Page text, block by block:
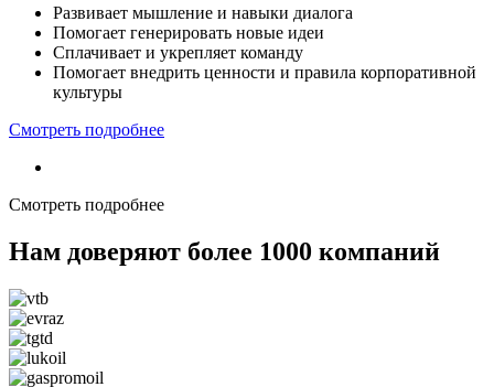
Развивает мышление и навыки диалога
Помогает генерировать новые идеи
Сплачивает и укрепляет команду
Помогает внедрить ценности и правила корпоративной
культуры
Смотреть подробнее
Смотреть подробнее
Нам доверяют более 1000 компаний